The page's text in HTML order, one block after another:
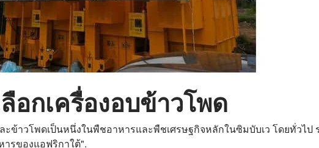
อกเครื่องอบข้าวโพด
ะข้าวโพดเป็นหนึ่งในพืชอาหารและพืชเศรษฐกิจหลักในซิมบับเว โดยทั่วไป
รของแอฟริกาใต้".